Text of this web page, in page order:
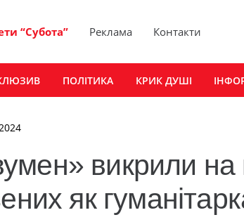
“Субота” Реклама Контакти
ПОЛІТИКА КРИК ДУШІ
викрили на
як